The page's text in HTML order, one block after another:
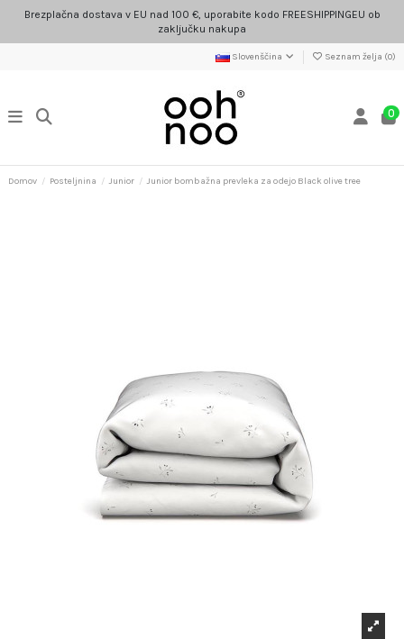
Brezplačna dostava v EU nad 100 €, uporabite kodo FREESHIPPINGEU ob
zaključku nakupa
Slovenščina Seznam želja (0)
0
Domov Posteljnina Junior Junior bombažna prevleka za odejo Black olive tree